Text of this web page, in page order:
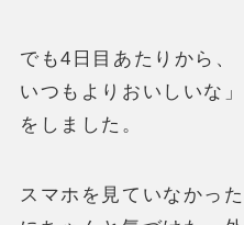
でも4日目あたりから
いつもよりおいしいな
をしました。
スマホを見ていなかっ